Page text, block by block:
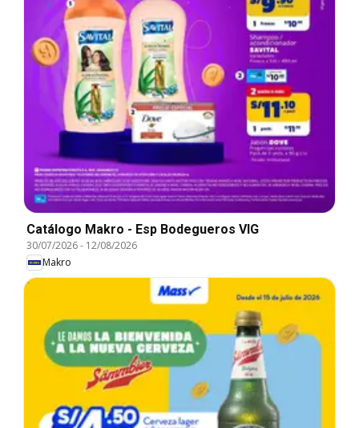
Catálogo Makro - Esp Bodegueros VIG
30/07/2026- 12/08/2026
Makro